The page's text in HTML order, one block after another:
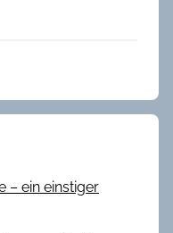
– ein einstiger